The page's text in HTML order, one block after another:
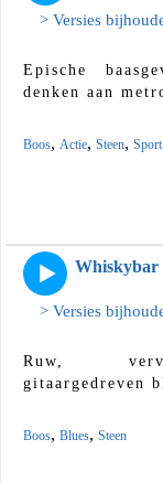
> Versies
Epische
denken aan
Boos, Actie, Steen, Sport
Whiskybar
> Versies
Ruw,
gitaargedreven
Boos, Blues, Steen